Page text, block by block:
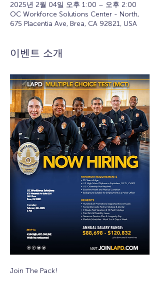
2025년 2월 04일 오후 1:00 – 오후 2:00
OC Workforce Solutions Center - North,
675 Placentia Ave, Brea, CA 92821, USA
이벤트 소개
Join The Pack!